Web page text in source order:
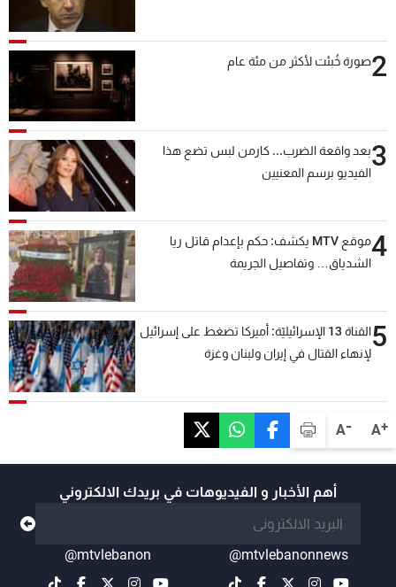
A+
A-
2صورة خُبئت لأكثر من مئة عام
3بعد واقعة الضرب... كارمن لبس تضع هذا
الفيديو برسم المعنيين
4
موقع MTV يكشف: حكم بإعدام قاتل ريا
الشدياق… وتفاصيل الجريمة
5
القناة 13 الإسرائيليّة: أميركا تضغط على إسرائيل
لإنهاء القتال في إيران ولبنان وغزة
أهم الأخبار و الفيديوهات في بريدك الالكتروني
@mtvlebanonnews
@mtvlebanon